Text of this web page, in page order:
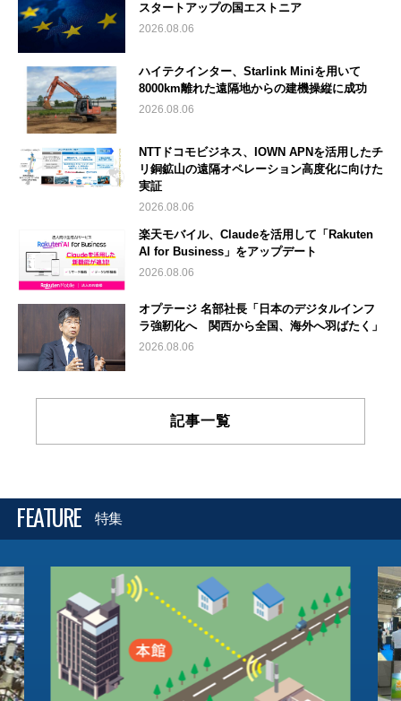
スタートアップの国エストニア
2026.08.06
ハイテクインター、Starlink Miniを用いて
8000km離れた遠隔地からの建機操縦に成功
2026.08.06
NTTドコモビジネス、IOWN APNを活用したチ
リ銅鉱山の遠隔オペレーション高度化に向けた
実証
2026.08.06
楽天モバイル、Claudeを活用して「Rakuten
AI for Business」をアップデート
2026.08.06
オプテージ 名部社長「日本のデジタルインフ
ラ強靭化へ 関西から全国、海外へ羽ばたく」
2026.08.06
記事一覧
FEATURE 特集